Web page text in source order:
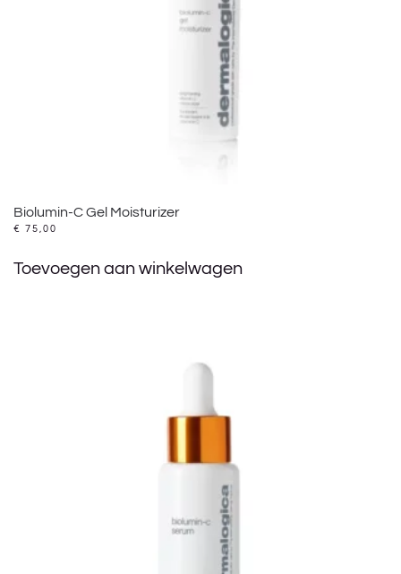
Biolumin-C Gel Moisturizer
€ 75,00
Toevoegen aan winkelwagen